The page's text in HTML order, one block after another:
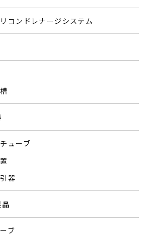
コンドレナージシステム
ューブ
器
ブ